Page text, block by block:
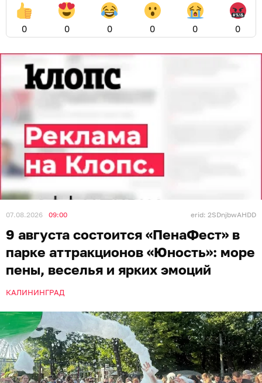
0 0 0 0 0 0
07.08.2026 09:00 erid: 2SDnjbwAHDD
9 августа состоится «ПенаФест» в
парке аттракционов «Юность»: море
пены, веселья и ярких эмоций
КАЛИНИНГРАД